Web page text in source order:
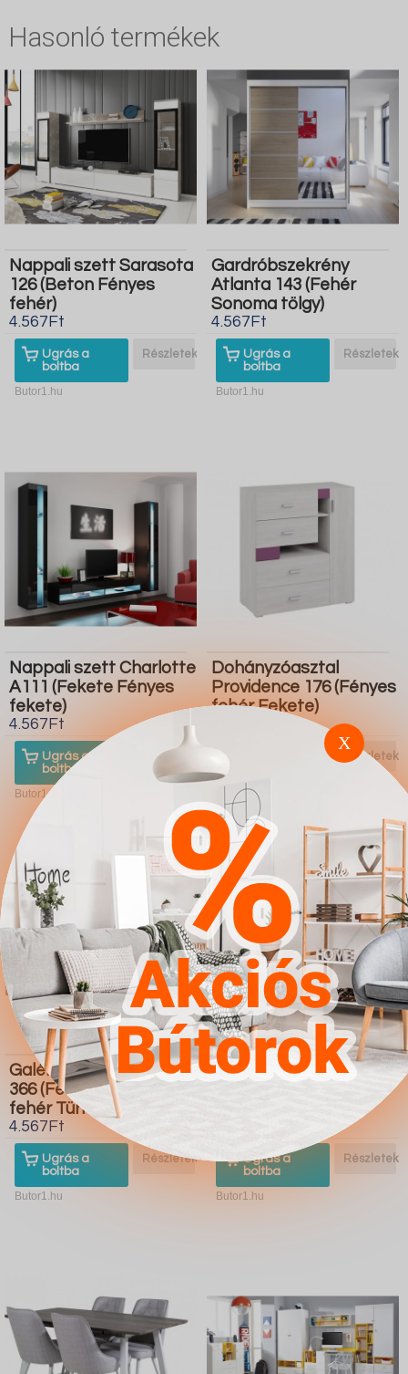
Hasonló termékek
Nappali szett Sarasota
126 (Beton Fényes
fehér)
4.567Ft
Ugrás a
boltba
Részletek
Butor1.hu
Gardróbszekrény
Atlanta 143 (Fehér
Sonoma tölgy)
4.567Ft
Ugrás a
boltba
Részletek
Butor1.hu
Nappali szett Charlotte
A111 (Fekete Fényes
fekete)
4.567Ft
Ugrás a
boltba
Részletek
Butor1.hu
Dohányzóasztal
Providence 176 (Fényes
fehér Fekete)
Részletek
Butor1.hu
Galériaágy Hartford
366 (Fehér Fényes
fehér Türkiz)
4.567Ft
Ugrás a
boltba
Részletek
Butor1.hu
Komód Charlotte 143
Ugrás a
boltba
Részletek
Butor1.hu
X